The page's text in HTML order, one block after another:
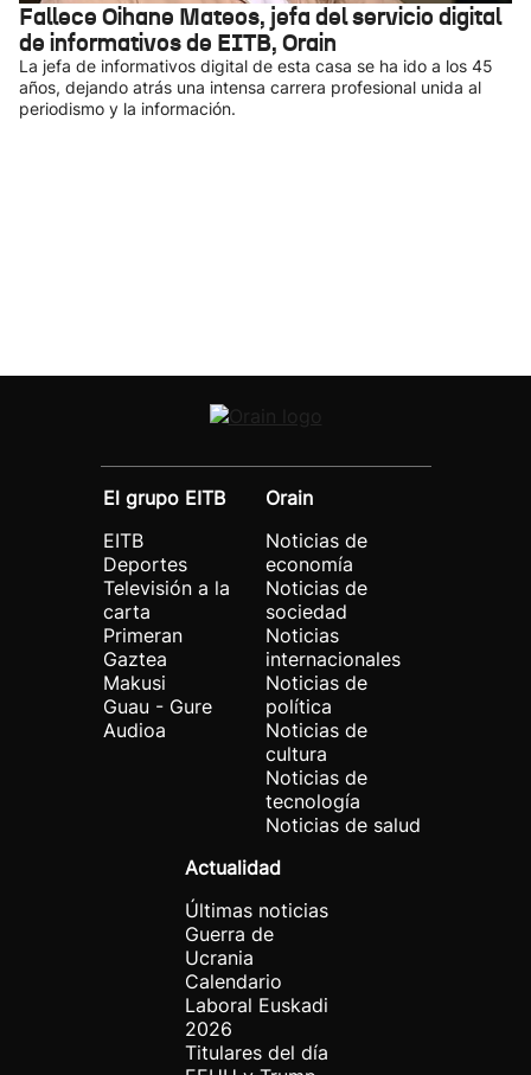
Fallece Oihane Mateos, jefa del servicio digital
de informativos de EITB, Orain
La jefa de informativos digital de esta casa se ha ido a los 45
años, dejando atrás una intensa carrera profesional unida al
periodismo y la información.
El grupo EITB
EITB
Deportes
Televisión a la
carta
Primeran
Gaztea
Makusi
Guau - Gure
Audioa
Orain
Noticias de
economía
Noticias de
sociedad
Noticias
internacionales
Noticias de
política
Noticias de
cultura
Noticias de
tecnología
Noticias de salud
Actualidad
Últimas noticias
Guerra de
Ucrania
Calendario
Laboral Euskadi
2026
Titulares del día